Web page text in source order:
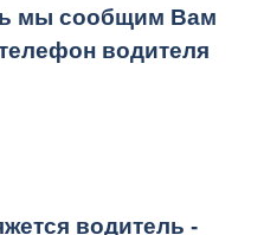
мы сообщим Вам
водителя
водитель -